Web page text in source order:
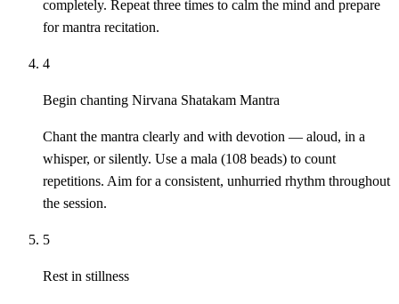
completely. Repeat three times to calm the mind and prepare
for mantra recitation.
4
Begin chanting Nirvana Shatakam Mantra
Chant the mantra clearly and with devotion — aloud, in a
whisper, or silently. Use a mala (108 beads) to count
repetitions. Aim for a consistent, unhurried rhythm throughout
the session.
5
Rest in stillness